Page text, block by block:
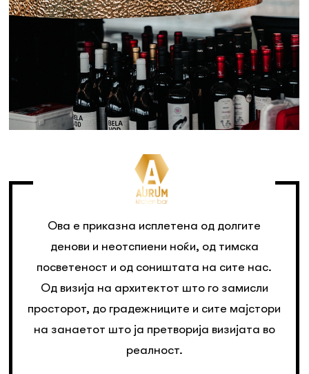
Ова е приказна исплетена од долгите
денови и неотспиени ноќи, од тимска
посветеност и од соништата на сите нас.
Од визија на архитектот што го замисли
просторот, до градежниците и сите мајстори
на занаетот што ја претворија визијата во
реалност.